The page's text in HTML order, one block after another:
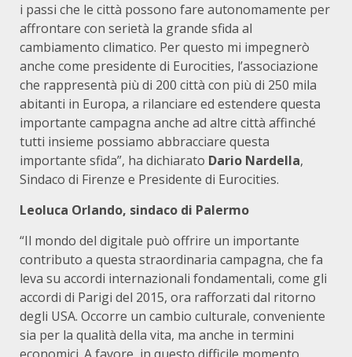
i passi che le città possono fare autonomamente per
affrontare con serietà la grande sfida al
cambiamento climatico. Per questo mi impegnerò
anche come presidente di Eurocities, l’associazione
che rappresentà più di 200 città con più di 250 mila
abitanti in Europa, a rilanciare ed estendere questa
importante campagna anche ad altre città affinché
tutti insieme possiamo abbracciare questa
importante sfida”, ha dichiarato Dario Nardella,
Sindaco di Firenze e Presidente di Eurocities.
Leoluca Orlando, sindaco di Palermo
“Il mondo del digitale può offrire un importante
contributo a questa straordinaria campagna, che fa
leva su accordi internazionali fondamentali, come gli
accordi di Parigi del 2015, ora rafforzati dal ritorno
degli USA. Occorre un cambio culturale, conveniente
sia per la qualità della vita, ma anche in termini